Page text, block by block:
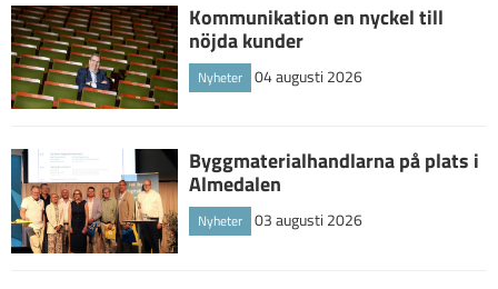
Kommunikation en nyckel till
nöjda kunder
Nyheter 04 augusti 2026
Byggmaterialhandlarna på plats i
Almedalen
Nyheter 03 augusti 2026